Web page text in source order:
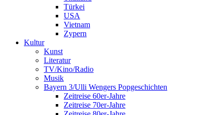
Türkei
USA
Vietnam
Zypern
Kultur
Kunst
Literatur
TV/Kino/Radio
Musik
Bayern 3/Ulli Wengers Popgeschichten
Zeitreise 60er-Jahre
Zeitreise 70er-Jahre